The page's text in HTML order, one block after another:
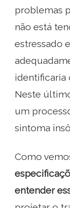
problemas
não está
estressado
identificaria
Neste
um
sintoma
Como
entender